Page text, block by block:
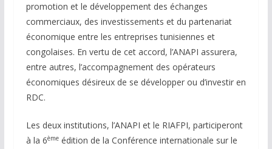
promotion et le développement des échanges
commerciaux, des investissements et du partenariat
économique entre les entreprises tunisiennes et
congolaises. En vertu de cet accord, l’ANAPI assurera,
entre autres, l’accompagnement des opérateurs
économiques désireux de se développer ou d’investir en
RDC.
Les deux institutions, l’ANAPI et le RIAFPI, participeront
à la 6èmeédition de la Conférence internationale sur le